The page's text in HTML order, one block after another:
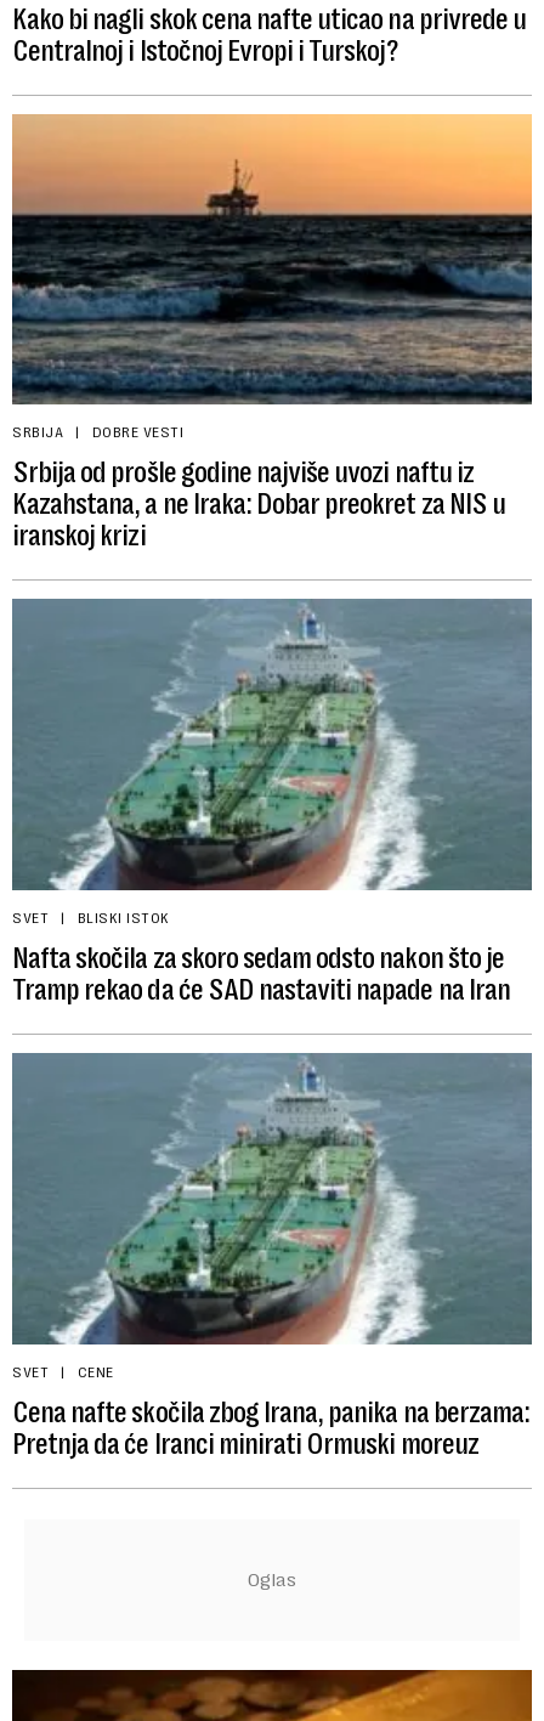
Kako bi nagli skok cena nafte uticao na privrede u
Centralnoj i Istočnoj Evropi i Turskoj?
SRBIJA DOBRE VESTI
Srbija od prošle godine najviše uvozi naftu iz
Kazahstana, a ne Iraka: Dobar preokret za NIS u
iranskoj krizi
SVET BLISKI ISTOK
Nafta skočila za skoro sedam odsto nakon što je
Tramp rekao da će SAD nastaviti napade na Iran
SVET CENE
Cena nafte skočila zbog Irana, panika na berzama:
Pretnja da će Iranci minirati Ormuski moreuz